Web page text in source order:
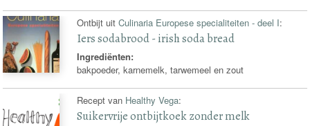
Ontbijt uitCulinaria Europese specialiteiten - deel I:
Iers sodabrood - irish soda bread
Ingrediënten:
bakpoeder, karnemelk, tarwemeel en zout
Recept van Healthy Vega:
Suikervrije ontbijtkoek zonder melk